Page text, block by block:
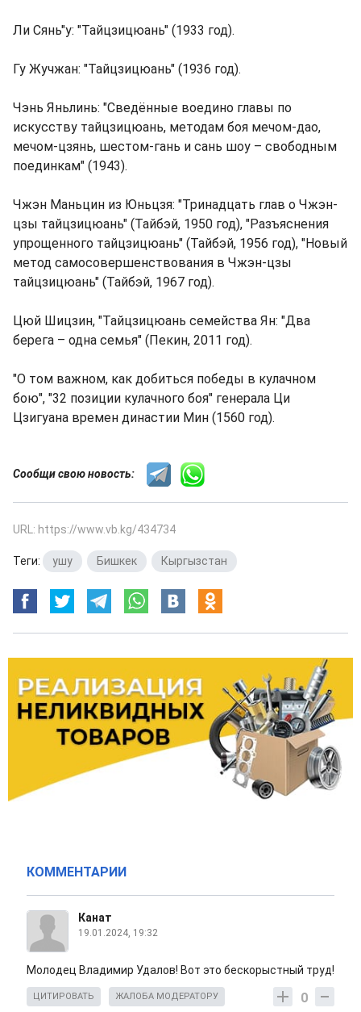
Ли Сянь"у: "Тайцзицюань" (1933 год).
Гу Жучжан: "Тайцзицюань" (1936 год).
Чэнь Яньлинь: "Сведённые воедино главы по
искусству тайцзицюань, методам боя мечом-дао,
мечом-цзянь, шестом-гань и сань шоу – свободным
поединкам" (1943).
Чжэн Маньцин из Юньцзя: "Тринадцать глав о Чжэн-
цзы тайцзицюань" (Тайбэй, 1950 год), "Разъяснения
упрощенного тайцзицюань" (Тайбэй, 1956 год), "Новый
метод самосовершенствования в Чжэн-цзы
тайцзицюань" (Тайбэй, 1967 год).
Цюй Шицзин, "Тайцзицюань семейства Ян: "Два
берега – одна семья" (Пекин, 2011 год).
"О том важном, как добиться победы в кулачном
бою", "32 позиции кулачного боя" генерала Ци
Цзигуана времен династии Мин (1560 год).
Сообщи свою новость:
URL: https://www.vb.kg/434734
Теги: ушу Бишкек Кыргызстан
КОММЕНТАРИИ
Канат
19.01.2024, 19:32
Молодец Владимир Удалов! Вот это бескорыстный труд!
0
ЦИТИРОВАТЬ ЖАЛОБА МОДЕРАТОРУ